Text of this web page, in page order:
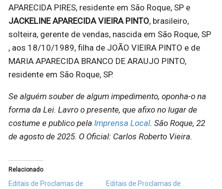
APARECIDA PIRES, residente em São Roque, SP e
JACKELINE APARECIDA VIEIRA PINTO, brasileiro,
solteira, gerente de vendas, nascida em São Roque, SP
, aos 18/10/1989, filha de JOÃO VIEIRA PINTO e de
MARIA APARECIDA BRANCO DE ARAUJO PINTO,
residente em São Roque, SP.
Se alguém souber de algum impedimento, oponha-o na
forma da Lei. Lavro o presente, que afixo no lugar de
costume e publico pela Imprensa Local. São Roque, 22
de agosto de 2025. O Oficial: Carlos Roberto Vieira.
Relacionado
Editais de Proclamas de
Editais de Proclamas de